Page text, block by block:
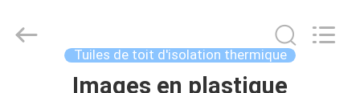
MAISON
Yiquan
Plastic
Tuiles de toit d'isolation thermique
Images en plastique